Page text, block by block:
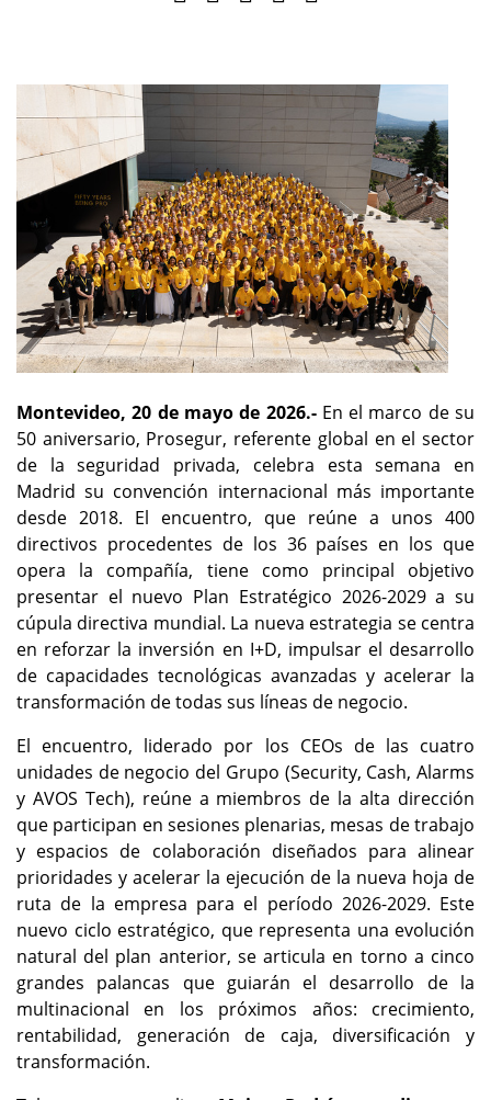
Montevideo, 20 de mayo de 2026.- En el marco de su
50 aniversario, Prosegur, referente global en el sector
de la seguridad privada, celebra esta semana en
Madrid su convención internacional más importante
desde 2018. El encuentro, que reúne a unos 400
directivos procedentes de los 36 países en los que
opera la compañía, tiene como principal objetivo
presentar el nuevo Plan Estratégico 2026-2029 a su
cúpula directiva mundial. La nueva estrategia se centra
en reforzar la inversión en I+D, impulsar el desarrollo
de capacidades tecnológicas avanzadas y acelerar la
transformación de todas sus líneas de negocio.
El encuentro, liderado por los CEOs de las cuatro
unidades de negocio del Grupo (Security, Cash, Alarms
y AVOS Tech), reúne a miembros de la alta dirección
que participan en sesiones plenarias, mesas de trabajo
y espacios de colaboración diseñados para alinear
prioridades y acelerar la ejecución de la nueva hoja de
ruta de la empresa para el período 2026-2029. Este
nuevo ciclo estratégico, que representa una evolución
natural del plan anterior, se articula en torno a cinco
grandes palancas que guiarán el desarrollo de la
multinacional en los próximos años: crecimiento,
rentabilidad, generación de caja, diversificación y
transformación.